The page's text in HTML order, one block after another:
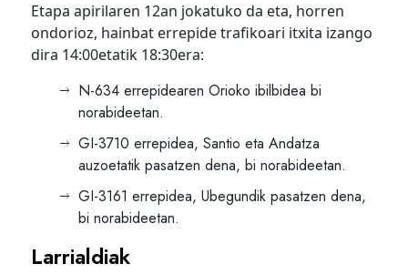
Etapa apirilaren 12an jokatuko da eta, horren
ondorioz, hainbat errepide trafikoari itxita izango
dira 14:00etatik 18:30era:
N-634 errepidearen Orioko ibilbidea bi
norabideetan.
GI-3710 errepidea, Santio eta Andatza
auzoetatik pasatzen dena, bi norabideetan.
GI-3161 errepidea, Ubegundik pasatzen dena,
bi norabideetan.
Larrialdiak